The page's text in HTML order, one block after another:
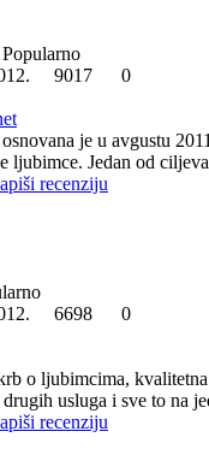
Popularno
9017 0
je u avgustu
ljubimce. Jedan od
recenziju
6698 0
o ljubimcima,
usluga i sve to na
recenziju